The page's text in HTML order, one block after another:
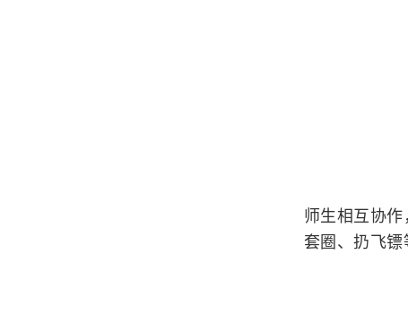
师生相互协
套圈、扔飞镖